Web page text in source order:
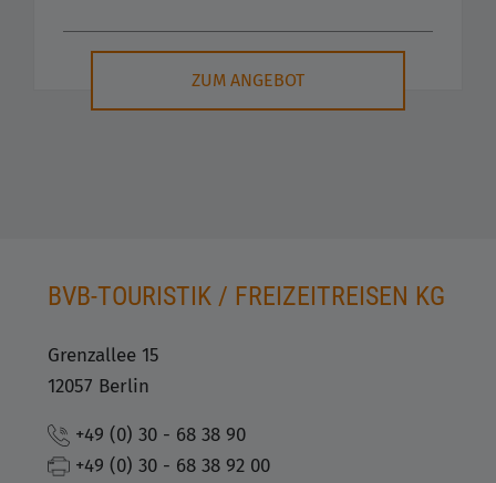
ZUM ANGEBOT
BVB-TOURISTIK / FREIZEITREISEN KG
Grenzallee 15
12057 Berlin
+49 (0) 30 - 68 38 90
+49 (0) 30 - 68 38 92 00